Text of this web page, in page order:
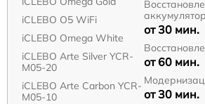
iCLEBO O5 WiFi
iCLEBO Omega White
iCLEBO Arte Silver YCR-
M05-20
iCLEBO Arte Carbon YCR-
M05-10
от 30 мин.
от 60 мин.
от 30 мин.